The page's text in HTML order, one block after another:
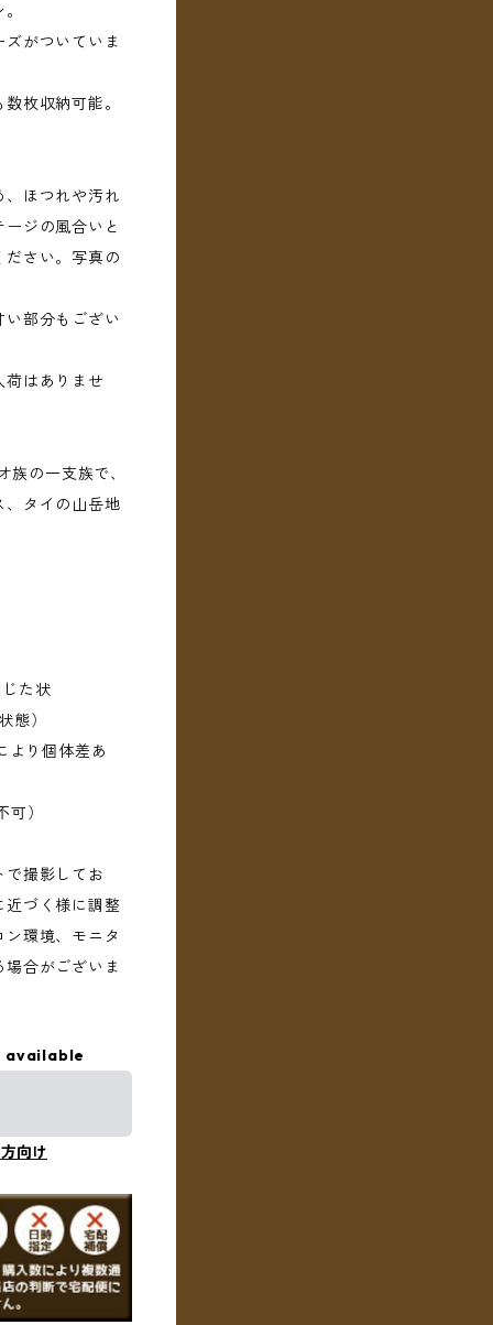
がついていま
枚収納可能。
ほつれや汚れ
ジの風合いと
ださい。写真の
部分もござい
はありませ
の一支族で、
、タイの山岳地
た状
態）
り個体差あ
）
撮影してお
近づく様に調整
ン環境、モニタ
合がございま
向け